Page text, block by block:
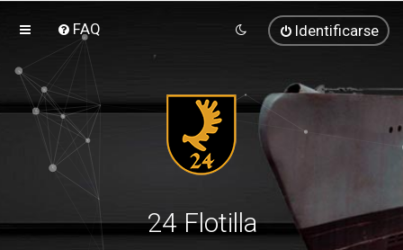
FAQ Identificarse
24 Flotilla